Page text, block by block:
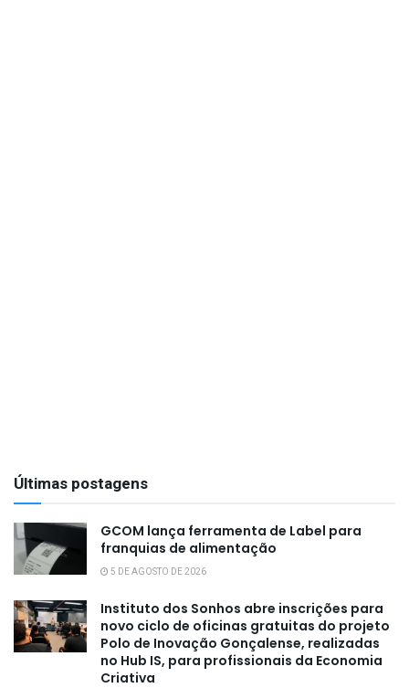
Últimas postagens
GCOM lança ferramenta de Label para
franquias de alimentação
5 DE AGOSTO DE 2026
Instituto dos Sonhos abre inscrições para
novo ciclo de oficinas gratuitas do projeto
Polo de Inovação Gonçalense, realizadas
no Hub IS, para profissionais da Economia
Criativa